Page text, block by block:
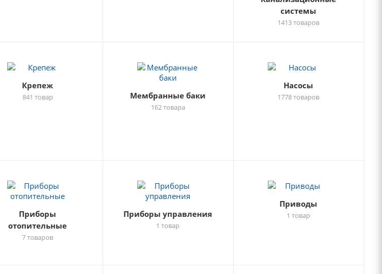
системы
1413 товаров
Крепеж
841 товар Мембранные баки
162 товара
Насосы
1778 товаров
Приборы
отопительные
7 товаров
Приборы управления
1 товар
Приводы
1 товар